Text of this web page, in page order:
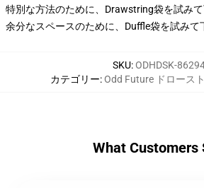
特別な方法のために、Drawstring袋を試み
余分なスペースのために、Duffle袋を試みて
SKU:ODHDSK-
カテゴリー:Odd Future ドロース
What Customers